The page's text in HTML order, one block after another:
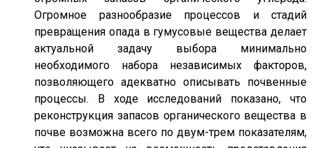
Огромное разнообразие процессов и стадий
превращения опада в гумусовые вещества делает
актуальной задачу выбора минимально
необходимого набора независимых факторов,
позволяющего адекватно описывать почвенные
процессы. В ходе исследований показано, что
реконструкция запасов органического вещества в
почве возможна всего по двум-трем показателям,